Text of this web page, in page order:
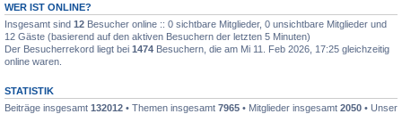
WER IST ONLINE?
Insgesamt sind 12 Besucher online :: 0 sichtbare Mitglieder, 0 unsichtbare Mitglieder und
12 Gäste (basierend auf den aktiven Besuchern der letzten 5 Minuten)
Der Besucherrekord liegt bei 1474 Besuchern, die am Mi 11. Feb 2026, 17:25 gleichzeitig
online waren.
STATISTIK
Beiträge insgesamt 132012 • Themen insgesamt 7965 • Mitglieder insgesamt 2050 • Unser